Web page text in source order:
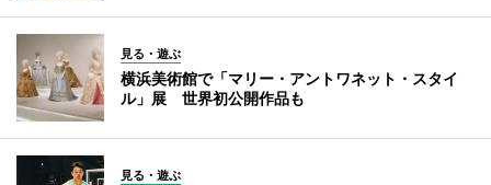
見る・遊ぶ
横浜美術館で「マリー・アントワネット・スタイ
ル」展 世界初公開作品も
見る・遊ぶ